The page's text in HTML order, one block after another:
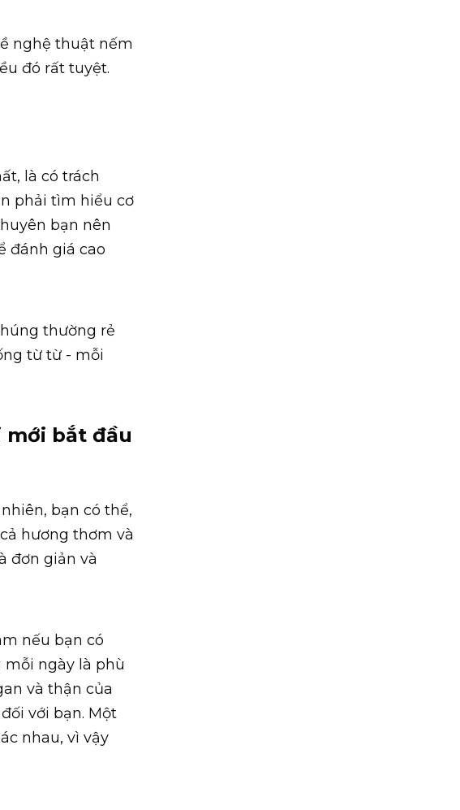
nghệ thuật nếm
đó rất tuyệt.
là có trách
phải tìm hiểu cơ
bạn nên
đánh giá cao
thường rẻ
từ từ - mỗi
mới bắt đầu
bạn có thể,
hương thơm và
đơn giản và
nếu bạn có
mỗi ngày là phù
và thận của
với bạn. Một
nhau, vì vậy